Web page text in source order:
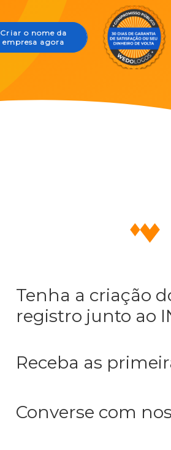
Criar o nome da
empresa agora
Tenha a criação
registro junto ao
Receba as
Converse com